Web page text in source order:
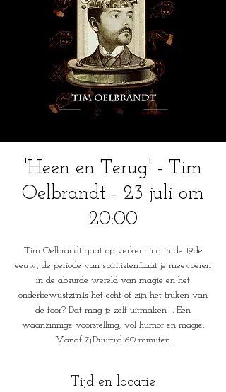
'Heen en Terug' - Tim
Oelbrandt - 23 juli om
20:00
Tim Oelbrandt gaat op verkenning in de 19de
eeuw, de periode van spiritisten.Laat je meevoeren
in de absurde wereld van magie en het
onderbewustzijn.Is het echt of zijn het truken van
de foor? Dat mag je zelf uitmaken . Een
waanzinnige voorstelling, vol humor en magie.
Vanaf 7j.Duurtijd 60 minuten
Tijd en locatie